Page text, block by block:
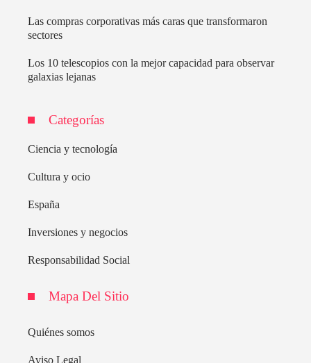
Las compras corporativas más caras que transformaron
sectores
Los 10 telescopios con la mejor capacidad para observar
galaxias lejanas
Categorías
Ciencia y tecnología
Cultura y ocio
España
Inversiones y negocios
Responsabilidad Social
Mapa Del Sitio
Quiénes somos
Aviso Legal